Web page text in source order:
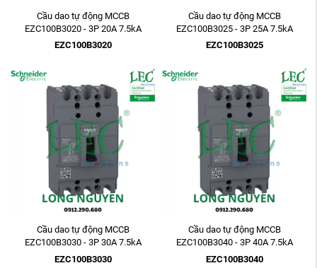
Cầu dao tự động MCCB
EZC100B3020 - 3P 20A 7.5kA
EZC100B3020
Cầu dao tự động MCCB
EZC100B3025 - 3P 25A 7.5kA
EZC100B3025
Cầu dao tự động MCCB
EZC100B3030 - 3P 30A 7.5kA
EZC100B3030
Cầu dao tự động MCCB
EZC100B3040 - 3P 40A 7.5kA
EZC100B3040